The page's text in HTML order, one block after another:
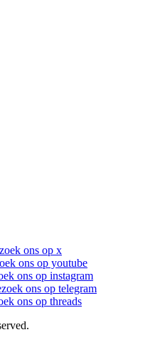
ons op x
ons op youtube
ons op instagram
ons op telegram
ons op threads